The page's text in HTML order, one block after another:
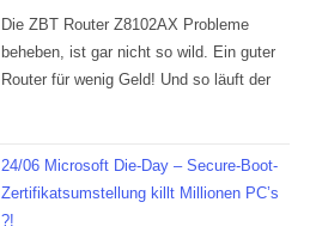
Die ZBT Router Z8102AX Probleme
beheben, ist gar nicht so wild. Ein guter
Router für wenig Geld! Und so läuft der
24/06 Microsoft Die-Day – Secure-Boot-
Zertifikatsumstellung killt Millionen PC’s
?!